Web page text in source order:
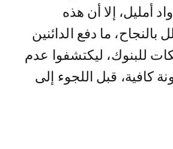
أمليل، إلا أن هذه
بالنجاح، ما دفع الدائنين
للبنوك، ليكتشفوا عدم
كافية، قبل اللجوء إلى